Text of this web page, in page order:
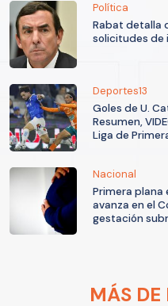
Política
Rabat detalla
solicitudes de
Deportes13
Goles de U.
Resumen,
Liga de
Nacional
Primera plana
avanza en el
gestación
MÁS